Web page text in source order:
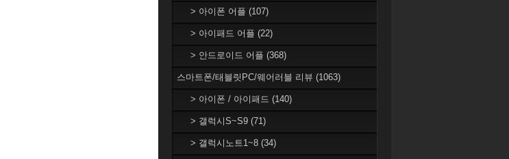
> 아이폰 어플 (107)
> 아이패드 어플 (22)
> 안드로이드 어플 (368)
스마트폰/태블릿PC/웨어러블 리뷰 (1063)
> 아이폰 / 아이패드 (140)
> 갤럭시S~S9 (71)
> 갤럭시노트1~8 (34)